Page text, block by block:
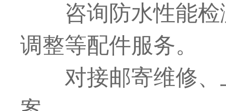
咨询防水性能
调整等配件服务。
对接邮寄维修